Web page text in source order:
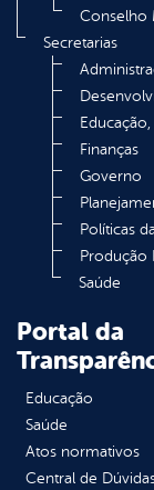
Conselho
Secretarias
Finanças
Governo
Políticas
Produção
Saúde
Portal da
Educação
Saúde
Atos normativos
Central de